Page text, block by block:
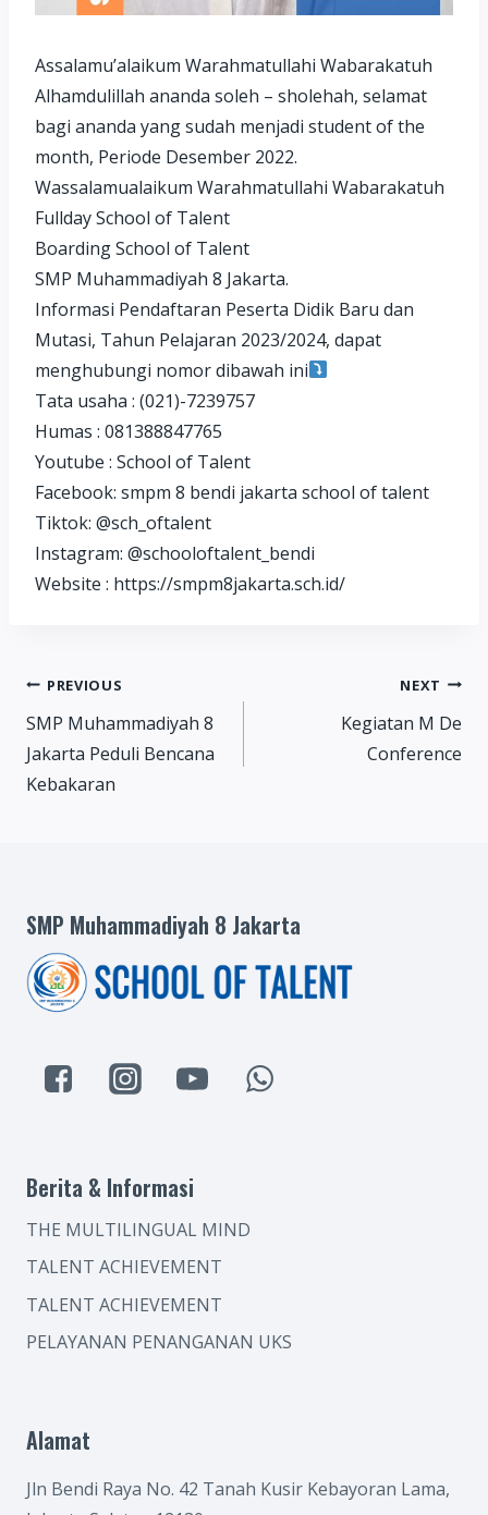
Assalamu’alaikum Warahmatullahi Wabarakatuh
Alhamdulillah ananda soleh – sholehah, selamat
bagi ananda yang sudah menjadi student of the
month, Periode Desember 2022.
Wassalamualaikum Warahmatullahi Wabarakatuh
Fullday School of Talent
Boarding School of Talent
SMP Muhammadiyah 8 Jakarta.
Informasi Pendaftaran Peserta Didik Baru dan
Mutasi, Tahun Pelajaran 2023/2024, dapat
menghubungi nomor dibawah ini
Tata usaha : (021)-7239757
Humas : 081388847765
Youtube : School of Talent
Facebook: smpm 8 bendi jakarta school of talent
Tiktok: @sch_oftalent
Instagram: @schooloftalent_bendi
Website : https://smpm8jakarta.sch.id/
Post
navigation
PREVIOUS
SMP Muhammadiyah 8
Jakarta Peduli Bencana
Kebakaran
NEXT
Kegiatan M De
Conference
SMP Muhammadiyah 8 Jakarta
Berita & Informasi
THE MULTILINGUAL MIND
TALENT ACHIEVEMENT
TALENT ACHIEVEMENT
PELAYANAN PENANGANAN UKS
Alamat
Jln Bendi Raya No. 42 Tanah Kusir Kebayoran Lama,